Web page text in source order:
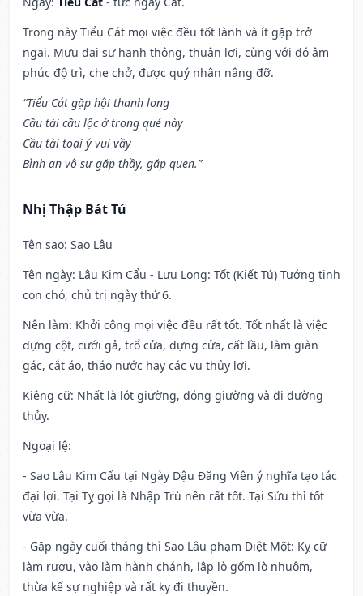
Trong này Tiểu Cát mọi việc đều tốt lành và ít gặp trở
ngại. Mưu đại sự hanh thông, thuận lợi, cùng với đó âm
phúc độ trì, che chở, được quý nhân nâng đỡ.
“Tiểu Cát gặp hội thanh long
Cầu tài cầu lộc ở trong quẻ này
Cầu tài toại ý vui vầy
Bình an vô sự gặp thầy, gặp quen.”
Nhị Thập Bát Tú
Tên sao: Sao Lâu
Tên ngày: Lâu Kim Cẩu - Lưu Long: Tốt (Kiết Tú) Tướng tinh
con chó, chủ trị ngày thứ 6.
Nên làm: Khởi công mọi việc đều rất tốt. Tốt nhất là việc
dựng cột, cưới gả, trổ cửa, dựng cửa, cất lầu, làm giàn
gác, cắt áo, tháo nước hay các vụ thủy lợi.
Kiêng cữ: Nhất là lót giường, đóng giường và đi đường
thủy.
Ngoại lệ:
- Sao Lâu Kim Cẩu tại Ngày Dậu Đăng Viên ý nghĩa tạo tác
đại lợi. Tại Tỵ gọi là Nhập Trù nên rất tốt. Tại Sửu thì tốt
vừa vừa.
- Gặp ngày cuối tháng thì Sao Lâu phạm Diệt Một: Kỵ cữ
làm rượu, vào làm hành chánh, lập lò gốm lò nhuộm,
thừa kế sự nghiệp và rất kỵ đi thuyền.